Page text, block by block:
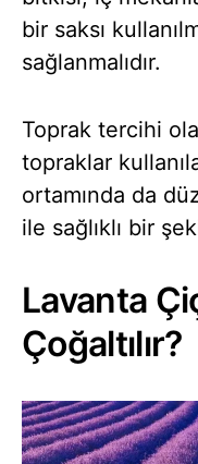
bir saksı
sağlanmalıdır.
Toprak tercihi
topraklar
ortamında da
ile sağlıklı bir
Lavanta
Çoğaltılır?